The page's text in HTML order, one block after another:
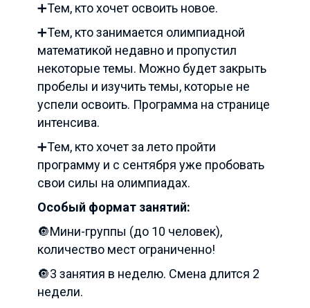
➕Тем, кто хочет освоить новое.
➕Тем, кто занимается олимпиадной
математикой недавно и пропустил
некоторые темы. Можно будет закрыть
пробелы и изучить темы, которые не
успели освоить. Программа на странице
интенсива.
➕Тем, кто хочет за лето пройти
программу и с сентября уже пробовать
свои силы на олимпиадах.
Особый формат занятий:
🔘Мини-группы (до 10 человек),
количество мест ограниченно!
🔘3 занятия в неделю. Смена длится 2
недели.